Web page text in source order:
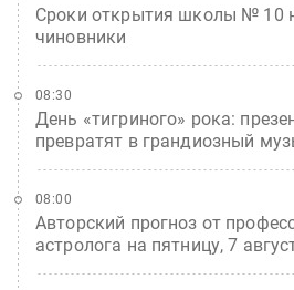
Сроки открытия школы № 10
чиновники
День «тигриного» рока:
превратят в грандиозный
08:30
Авторский прогноз от
астролога на пятницу, 7
08:00